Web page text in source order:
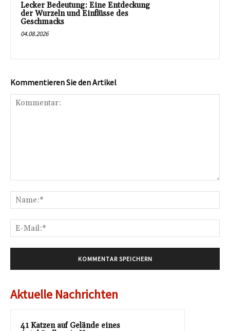
Lecker Bedeutung: Eine Entdeckung
der Wurzeln und Einflüsse des
Geschmacks
04.08.2026
Kommentieren Sie den Artikel
Aktuelle Nachrichten
41 Katzen auf Gelände eines